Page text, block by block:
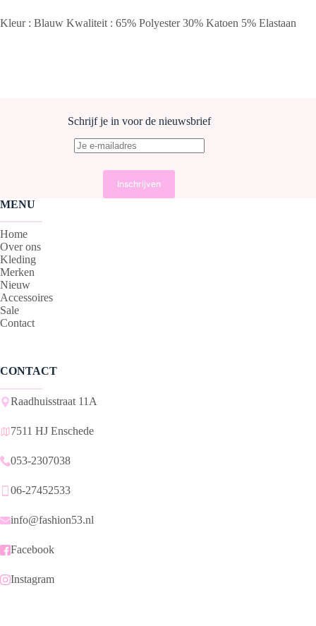
Kleur : Blauw Kwaliteit : 65% Polyester 30% Katoen 5% Elastaan
Schrijf je in voor de nieuwsbrief
MENU
Home
Over ons
Kleding
Merken
Nieuw
Accessoires
Sale
Contact
CONTACT
Raadhuisstraat 11A
7511 HJ Enschede
053-2307038
06-27452533
info@fashion53.nl
Facebook
Instagram